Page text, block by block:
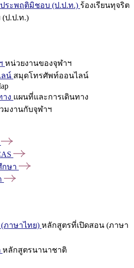
ระพฤติมิชอบ (ป.ป.ท.) ร้องเรียนทุจริต
ป.ป.ท.)
หน่วยงานของจุฬาฯ
น์ สมุดโทรศัพท์ออนไลน์
าง แผนที่และการเดินทาง
มงานกับจุฬาฯ
กษา
ภาษาไทย) หลักสูตรที่เปิดสอน (ภาษา
หลักสูตรนานาชาติ